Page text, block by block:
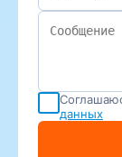
данных